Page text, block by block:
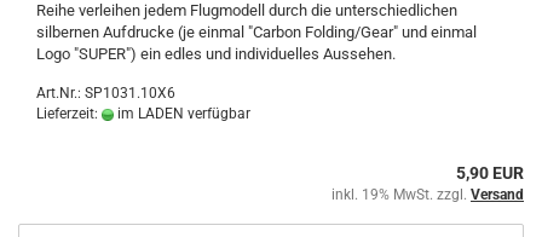
Reihe verleihen jedem Flugmodell durch die unterschiedlichen
silbernen Aufdrucke (je einmal "Carbon Folding/Gear" und einmal
Logo "SUPER") ein edles und individuelles Aussehen.
Art.Nr.: SP1031.10X6
Lieferzeit:
im LADEN verfügbar
5,90 EUR
inkl. 19% MwSt. zzgl. Versand